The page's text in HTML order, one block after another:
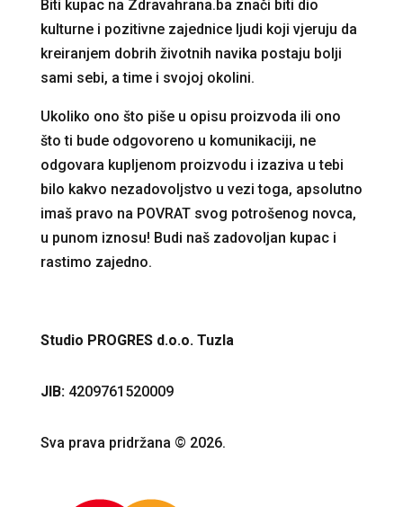
Biti kupac na Zdravahrana.ba znači biti dio
kulturne i pozitivne zajednice ljudi koji vjeruju da
kreiranjem dobrih životnih navika postaju bolji
sami sebi, a time i svojoj okolini.
Ukoliko ono što piše u opisu proizvoda ili ono
što ti bude odgovoreno u komunikaciji, ne
odgovara kupljenom proizvodu i izaziva u tebi
bilo kakvo nezadovoljstvo u vezi toga, apsolutno
imaš pravo na POVRAT svog potrošenog novca,
u punom iznosu! Budi naš zadovoljan kupac i
rastimo zajedno.
Studio PROGRES d.o.o. Tuzla
JIB:4209761520009
Sva prava pridržana © 2026.